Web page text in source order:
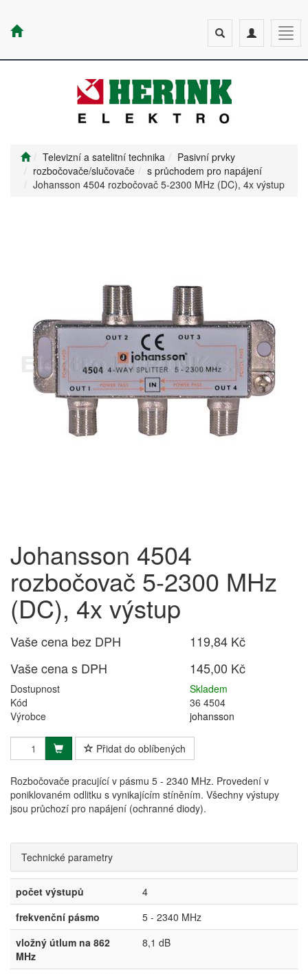
Toggle
navigation
Toggle
search
Televizní a satelitní technika
Pasivní prvky
rozbočovače/slučovače
s průchodem pro napájení
Johansson 4504 rozbočovač 5-2300 MHz (DC), 4x výstup
Johansson 4504
rozbočovač 5-2300 MHz
(DC), 4x výstup
Vaše cena bez DPH
119,84 Kč
Vaše cena s DPH
145,00 Kč
Dostupnost
Skladem
Kód
36 4504
Výrobce
johansson
Přidat do oblíbených
Rozbočovače pracující v pásmu 5 - 2340 MHz. Provedení v
poniklovaném odlitku s vynikajícím stíněním. Všechny výstupy
jsou průchozí pro napájení (ochranné diody).
Technické parametry
počet výstupů
4
frekvenční pásmo
5 - 2340 MHz
vložný útlum na 862
MHz
8,1 dB